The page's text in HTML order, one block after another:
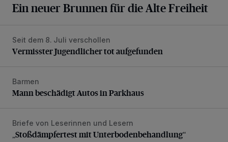
Ein neuer Brunnen für die Alte Freiheit
Vermisster Jugendlicher tot aufgefunden
Seit dem 8. Juli verschollen
Vermisster Jugendlicher tot aufgefunden
Mann beschädigt Autos in Parkhaus
Barmen
Mann beschädigt Autos in Parkhaus
„Stoßdämpfertest mit Unterbodenbehandlung“
Briefe von Leserinnen und Lesern
„Stoßdämpfertest mit Unterbodenbehandlung“